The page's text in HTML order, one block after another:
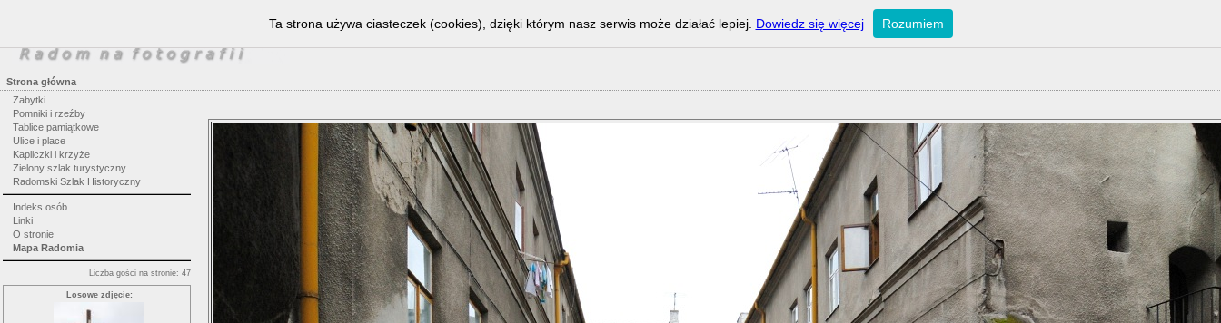
Strona główna
Zabytki
Pomniki i rzeźby
Tablice pamiątkowe
Ulice i place
Kapliczki i krzyże
Zielony szlak turystyczny
Radomski Szlak Historyczny
Indeks osób
Linki
O stronie
Mapa Radomia
Liczba gości na stronie: 47
Losowe zdjęcie:
Ta strona używa ciasteczek (cookies), dzięki którym nasz serwis może działać lepiej. Dowiedz się więcej Rozumiem